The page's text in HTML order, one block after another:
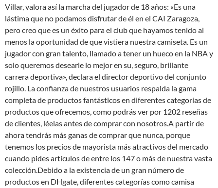
Villar, valora así la marcha del jugador de 18 años: «Es una
lástima que no podamos disfrutar de él en el CAI Zaragoza,
pero creo que es un éxito para el club que hayamos tenido al
menos la oportunidad de que vistiera nuestra camiseta. Es un
jugador con gran talento, llamado a tener un hueco en la NBA y
solo queremos desearle lo mejor en su, seguro, brillante
carrera deportiva», declara el director deportivo del conjunto
rojillo. La confianza de nuestros usuarios respalda la gama
completa de productos fantásticos en diferentes categorías de
productos que ofrecemos, como podrás ver por 1202 reseñas
de clientes, léelas antes de comprar con nosotros.A partir de
ahora tendrás más ganas de comprar que nunca, porque
tenemos los precios de mayorista más atractivos del mercado
cuando pides artículos de entre los 147 o más de nuestra vasta
colección.Debido a la existencia de un gran número de
productos en DHgate, diferentes categorías como camisa